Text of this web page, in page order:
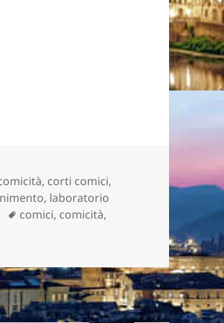
, corti comici,
, laboratorio
Tag
comici, comicità,
DELLA FABBRICA DELLA